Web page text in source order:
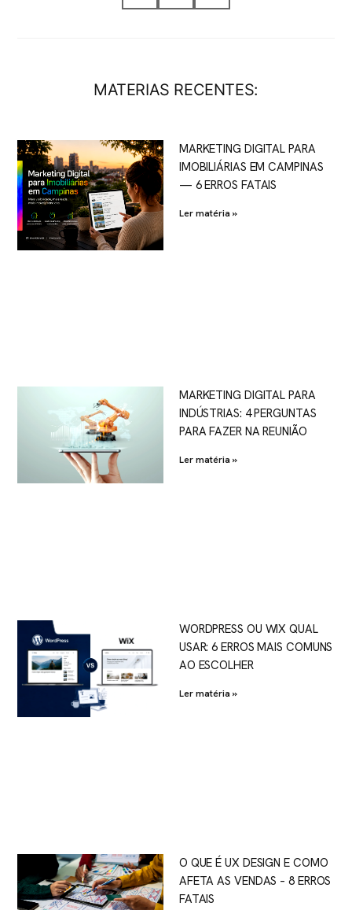
MATERIAS RECENTES:
MARKETING DIGITAL PARA
IMOBILIÁRIAS EM CAMPINAS
— 6 ERROS FATAIS
Ler matéria »
MARKETING DIGITAL PARA
INDÚSTRIAS: 4 PERGUNTAS
PARA FAZER NA REUNIÃO
Ler matéria »
WORDPRESS OU WIX QUAL
USAR: 6 ERROS MAIS COMUNS
AO ESCOLHER
Ler matéria »
O QUE É UX DESIGN E COMO
AFETA AS VENDAS – 8 ERROS
FATAIS